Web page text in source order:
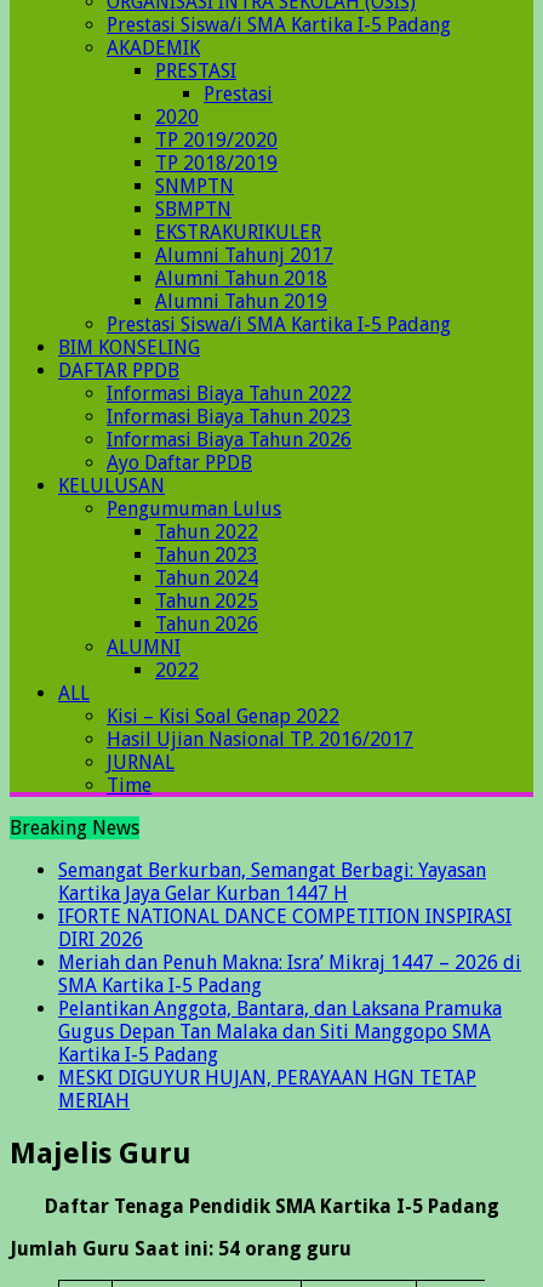
Prestasi Siswa/i SMA Kartika I-5 Padang
AKADEMIK
PRESTASI
Prestasi
2020
TP 2019/2020
TP 2018/2019
SNMPTN
SBMPTN
EKSTRAKURIKULER
Alumni Tahunj 2017
Alumni Tahun 2018
Alumni Tahun 2019
Prestasi Siswa/i SMA Kartika I-5 Padang
BIM KONSELING
DAFTAR PPDB
Informasi Biaya Tahun 2022
Informasi Biaya Tahun 2023
Informasi Biaya Tahun 2026
Ayo Daftar PPDB
KELULUSAN
Pengumuman Lulus
Tahun 2022
Tahun 2023
Tahun 2024
Tahun 2025
Tahun 2026
ALUMNI
2022
ALL
Kisi – Kisi Soal Genap 2022
Hasil Ujian Nasional TP. 2016/2017
JURNAL
Time
Breaking News
Semangat Berkurban, Semangat Berbagi: Yayasan
Kartika Jaya Gelar Kurban 1447 H
IFORTE NATIONAL DANCE COMPETITION INSPIRASI
DIRI 2026
Meriah dan Penuh Makna: Isra’ Mikraj 1447 – 2026 di
SMA Kartika I-5 Padang
Pelantikan Anggota, Bantara, dan Laksana Pramuka
Gugus Depan Tan Malaka dan Siti Manggopo SMA
Kartika I-5 Padang
MESKI DIGUYUR HUJAN, PERAYAAN HGN TETAP
MERIAH
Majelis Guru
Daftar Tenaga Pendidik SMA Kartika I-5 Padang
Jumlah Guru Saat ini: 54 orang guru